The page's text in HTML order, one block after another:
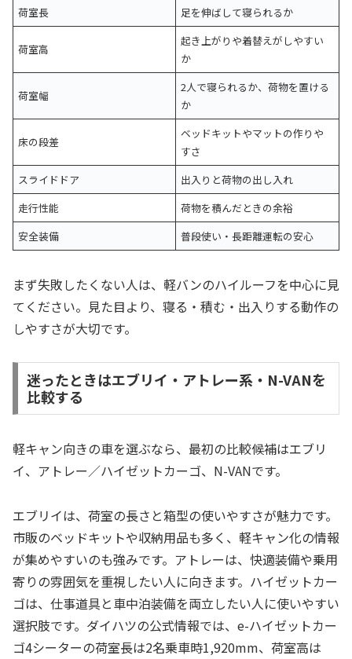
荷室長 足を伸ばして寝られるか
荷室高
起き上がりや着替えがしやすい
か
荷室幅
2人で寝られるか、荷物を置ける
か
床の段差
ベッドキットやマットの作りや
すさ
スライドドア
出入りと荷物の出し入れ
走行性能
荷物を積んだときの余裕
安全装備
普段使い・長距離運転の安心
まず失敗したくない人は、軽バンのハイルーフを中心に見
てください。見た目より、寝る・積む・出入りする動作の
しやすさが大切です。
迷ったときはエブリイ・アトレー系・N-VANを
比較する
軽キャン向きの車を選ぶなら、最初の比較候補はエブリ
イ、アトレー／ハイゼットカーゴ、N-VANです。
エブリイは、荷室の長さと箱型の使いやすさが魅力です。
市販のベッドキットや収納用品も多く、軽キャン化の情報
が集めやすいのも強みです。アトレーは、快適装備や乗用
寄りの雰囲気を重視したい人に向きます。ハイゼットカー
ゴは、仕事道具と車中泊装備を両立したい人に使いやすい
選択肢です。ダイハツの公式情報では、e-ハイゼットカー
ゴ4シーターの荷室長は2名乗車時1,920mm、荷室高は